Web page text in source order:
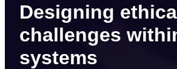
Designing
challenges
systems